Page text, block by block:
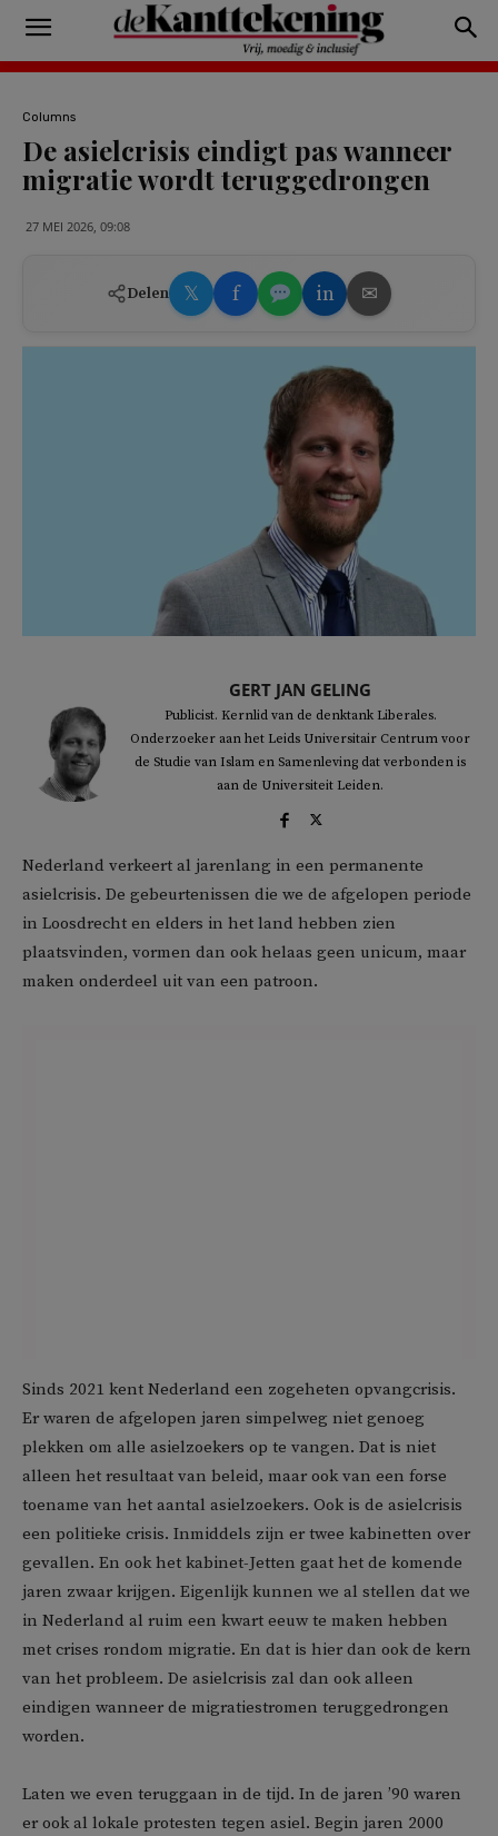
Columns
De asielcrisis eindigt pas wanneer
migratie wordt teruggedrongen
27 MEI 2026, 09:08
Delen 𝕏 f in ✉
GERT JAN GELING
Publicist. Kernlid van de denktank Liberales.
Onderzoeker aan het Leids Universitair Centrum voor
de Studie van Islam en Samenleving dat verbonden is
aan de Universiteit Leiden.
Nederland verkeert al jarenlang in een permanente
asielcrisis. De gebeurtenissen die we de afgelopen periode
in Loosdrecht en elders in het land hebben zien
plaatsvinden, vormen dan ook helaas geen unicum, maar
maken onderdeel uit van een patroon.
Sinds 2021 kent Nederland een zogeheten opvangcrisis.
Er waren de afgelopen jaren simpelweg niet genoeg
plekken om alle asielzoekers op te vangen. Dat is niet
alleen het resultaat van beleid, maar ook van een forse
toename van het aantal asielzoekers. Ook is de asielcrisis
een politieke crisis. Inmiddels zijn er twee kabinetten over
gevallen. En ook het kabinet-Jetten gaat het de komende
jaren zwaar krijgen. Eigenlijk kunnen we al stellen dat we
in Nederland al ruim een kwart eeuw te maken hebben
met crises rondom migratie. En dat is hier dan ook de kern
van het probleem. De asielcrisis zal dan ook alleen
eindigen wanneer de migratiestromen teruggedrongen
worden.
Laten we even teruggaan in de tijd. In de jaren ’90 waren
er ook al lokale protesten tegen asiel. Begin jaren 2000